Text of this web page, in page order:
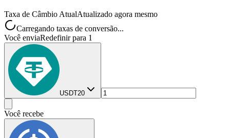
Taxa de Câmbio AtualAtualizado agora mesmo
Carregando taxas de conversão...
Você enviaRedefinir para 1
USDT20
Você recebe